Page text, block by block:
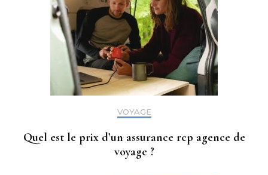
VOYAGE
Quel est le prix d’un assurance rcp agence de
voyage ?